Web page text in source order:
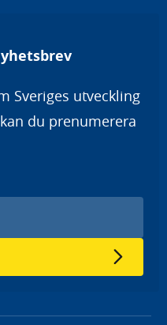
Sveriges utveckling
du prenumerera